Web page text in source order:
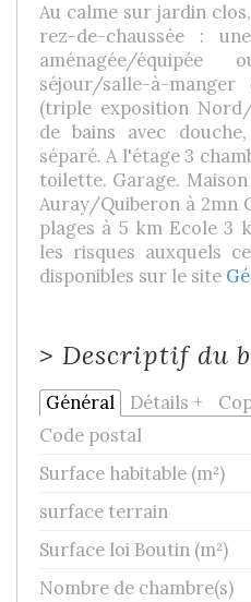
Au calme sur jardin
rez-de-chaussée :
aménagée/
séjour/salle-à-
(triple exposition
de bains avec
séparé. A l'étage 3
toilette. Garage.
Auray/Quiberon à 2mn
plages à 5 km Ecole 3
les risques auxquels
disponibles sur le site
> Descriptif du
Général Détails +
Code postal
Surface habitable (m²)
surface terrain
Surface loi Boutin (m²)
Nombre de chambre(s)